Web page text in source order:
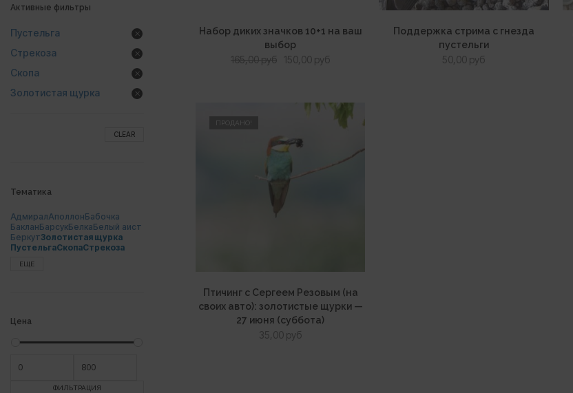
Набор диких значков 10+1 на ваш
выбор
165,00руб
Первоначальная
165,00 руб.
150,00 рубТекущая
Поддержка стрима с гнезда
пустельги
50,00 руб
ПРОДАНО!
Птичинг с Сергеем Резовым (на
своих авто): золотистые щурки —
27 июня (суббота)
35,00 руб
Активные фильтры
Пустельга
Стрекоза
Скопа
Золотистая щурка
CLEAR
Тематика
АдмиралАполлонБабочка
БакланБарсукБелкаБелый аист
БеркутЗолотистая щурка
ПустельгаСкопаСтрекоза
ЕЩЕ
Цена
цена
цена
ФИЛЬТРАЦИЯ